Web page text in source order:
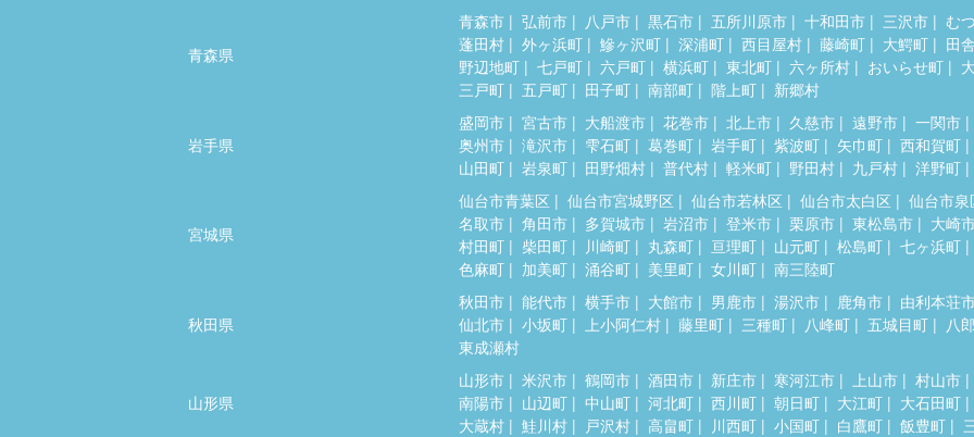
青森県
青森市 弘前市 八戸市 黒石市 五所川原市 十和田市 三沢市
む
蓬田村
外ヶ浜町 鰺ヶ沢町 深浦町 西目屋村 藤崎町 大鰐町
田
野辺地町
七戸町 六戸町 横浜町 東北町 六ヶ所村 おいらせ町
三戸町
五戸町 田子町 南部町 階上町 新郷村
岩手県
盛岡市 宮古市 大船渡市 花巻市 北上市 久慈市 遠野市
一関市
奥州市
滝沢市 雫石町 葛巻町 岩手町 紫波町 矢巾町
西和賀町
山田町
岩泉町 田野畑村 普代村 軽米町 野田村 九戸村 洋野町
宮城県
仙台市青葉区 仙台市宮城野区 仙台市若林区 仙台市太白区
仙台市泉
名取市
角田市 多賀城市 岩沼市 登米市 栗原市 東松島市
大崎
村田町
柴田町 川崎町 丸森町 亘理町 山元町 松島町
七ヶ浜町
色麻町
加美町 涌谷町 美里町 女川町 南三陸町
秋田県
秋田市 能代市 横手市 大館市 男鹿市 湯沢市 鹿角市
由利本荘
仙北市
小坂町 上小阿仁村 藤里町 三種町 八峰町 五城目町
八
東成瀬村
山形県
山形市 米沢市 鶴岡市 酒田市 新庄市 寒河江市 上山市
村山市
南陽市
山辺町 中山町 河北町 西川町 朝日町 大江町
大石田町
大蔵村
鮭川村 戸沢村 高畠町 川西町 小国町 白鷹町 飯豊町